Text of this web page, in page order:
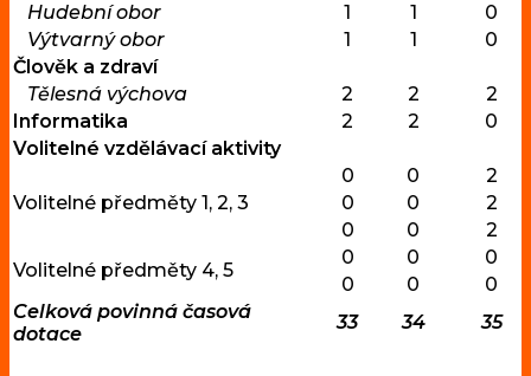
Hudební obor
1 1
0
Výtvarný obor
1 1
0
Člověk a zdraví
Tělesná výchova
2 2
2
Informatika
2 2
0
Volitelné vzdělávací aktivity
Volitelné předměty 1, 2, 3
0 0
2
0
0
2
0
0
2
Volitelné předměty 4, 5
0 0
0
0
0
0
Celková povinná časová
dotace
33 34 35